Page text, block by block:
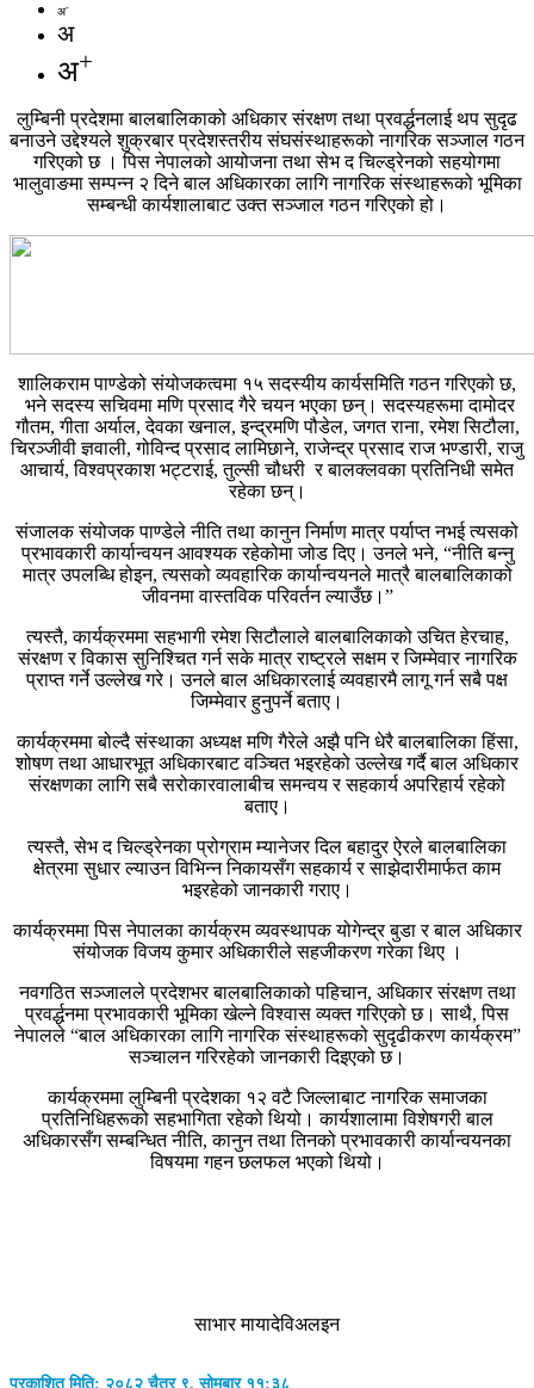
अ-
अ
अ+
लुम्बिनी प्रदेशमा बालबालिकाको अधिकार संरक्षण तथा प्रवर्द्धनलाई थप सुदृढ
बनाउने उद्देश्यले शुक्रबार प्रदेशस्तरीय संघसंस्थाहरूको नागरिक सञ्जाल गठन
गरिएको छ । पिस नेपालको आयोजना तथा सेभ द चिल्ड्रेनको सहयोगमा
भालुवाङमा सम्पन्न २ दिने बाल अधिकारका लागि नागरिक संस्थाहरूको भूमिका
सम्बन्धी कार्यशालाबाट उक्त सञ्जाल गठन गरिएको हो।
शालिकराम पाण्डेको संयोजकत्वमा १५ सदस्यीय कार्यसमिति गठन गरिएको छ,
भने सदस्य सचिवमा मणि प्रसाद गैरे चयन भएका छन्। सदस्यहरूमा दामोदर
गौतम, गीता अर्याल, देवका खनाल, इन्द्रमणि पौडेल, जगत राना, रमेश सिटौला,
चिरञ्जीवी ज्ञवाली, गोविन्द प्रसाद लामिछाने, राजेन्द्र प्रसाद राज भण्डारी, राजु
आचार्य, विश्वप्रकाश भट्टराई, तुल्सी चौधरी र बालक्लवका प्रतिनिधी समेत
रहेका छन्।
संजालक संयोजक पाण्डेले नीति तथा कानुन निर्माण मात्र पर्याप्त नभई त्यसको
प्रभावकारी कार्यान्वयन आवश्यक रहेकोमा जोड दिए। उनले भने, “नीति बन्नु
मात्र उपलब्धि होइन, त्यसको व्यवहारिक कार्यान्वयनले मात्रै बालबालिकाको
जीवनमा वास्तविक परिवर्तन ल्याउँछ।”
त्यस्तै, कार्यक्रममा सहभागी रमेश सिटौलाले बालबालिकाको उचित हेरचाह,
संरक्षण र विकास सुनिश्चित गर्न सके मात्र राष्ट्रले सक्षम र जिम्मेवार नागरिक
प्राप्त गर्ने उल्लेख गरे। उनले बाल अधिकारलाई व्यवहारमै लागू गर्न सबै पक्ष
जिम्मेवार हुनुपर्ने बताए।
कार्यक्रममा बोल्दै संस्थाका अध्यक्ष मणि गैरेले अझै पनि धेरै बालबालिका हिंसा,
शोषण तथा आधारभूत अधिकारबाट वञ्चित भइरहेको उल्लेख गर्दै बाल अधिकार
संरक्षणका लागि सबै सरोकारवालाबीच समन्वय र सहकार्य अपरिहार्य रहेको
बताए।
त्यस्तै, सेभ द चिल्ड्रेनका प्रोग्राम म्यानेजर दिल बहादुर ऐरले बालबालिका
क्षेत्रमा सुधार ल्याउन विभिन्न निकायसँग सहकार्य र साझेदारीमार्फत काम
भइरहेको जानकारी गराए।
कार्यक्रममा पिस नेपालका कार्यक्रम व्यवस्थापक योगेन्द्र बुडा र बाल अधिकार
संयोजक विजय कुमार अधिकारीले सहजीकरण गरेका थिए ।
नवगठित सञ्जालले प्रदेशभर बालबालिकाको पहिचान, अधिकार संरक्षण तथा
प्रवर्द्धनमा प्रभावकारी भूमिका खेल्ने विश्वास व्यक्त गरिएको छ। साथै, पिस
नेपालले “बाल अधिकारका लागि नागरिक संस्थाहरूको सुदृढीकरण कार्यक्रम”
सञ्चालन गरिरहेको जानकारी दिइएको छ।
कार्यक्रममा लुम्बिनी प्रदेशका १२ वटै जिल्लाबाट नागरिक समाजका
प्रतिनिधिहरूको सहभागिता रहेको थियो। कार्यशालामा विशेषगरी बाल
अधिकारसँग सम्बन्धित नीति, कानुन तथा तिनको प्रभावकारी कार्यान्वयनका
विषयमा गहन छलफल भएको थियो।
साभार मायादेविअलइन
प्रकाशित मिति: २०८२ चैत्र ९, सोमबार ११:३८